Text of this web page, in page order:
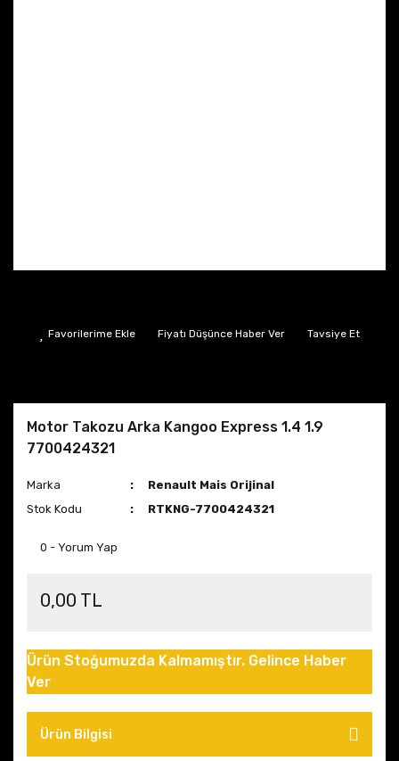
Fiyatı Düşünce Haber Ver Tavsiye Et
Motor Takozu Arka Kangoo Express 1.4 1.9
7700424321
Marka
Renault Mais Orijinal
Stok Kodu
RTKNG-7700424321
0 - Yorum Yap
0,00 TL
Ürün Stoğumuzda Kalmamıştır. Gelince Haber
Ver
Ürün Bilgisi